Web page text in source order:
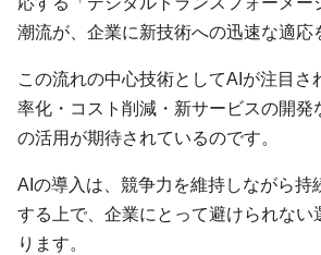
潮流が、企業に新技術への迅速な適応
この流れの中心技術としてAIが注目さ
率化・コスト削減・新サービスの開発
の活用が期待されているのです。
AIの導入は、競争力を維持しながら持
する上で、企業にとって避けられない
ります。